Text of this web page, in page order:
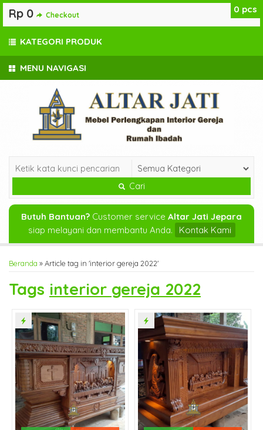
MENU NAVIGASI
Cari
Butuh Bantuan? Customer service Altar Jati Jepara
siap melayani dan membantu Anda.
Kontak Kami
Beranda »Article tag in 'interior gereja 2022'
Tags interior gereja 2022
0 pcs
Rp 0 Checkout
KATEGORI PRODUK